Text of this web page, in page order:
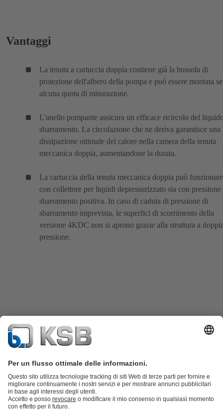
Vantaggi
La tenuta a cartuccia doppia contiene già la bussola di
protezione dell'albero della pompa e può essere montata
alcuna quota di misurazione.
L'anello pompante assicura un efficace ricircolo del
sbarramento. La circolazione che ne deriva garantisce una
dissipazione ottimale del calore nella camera della tenuta
meccanica doppia, aumentandone la durata.
La cartuccia della tenuta meccanica doppia può
con collettore per liquidi depressurizzato sia con pressione
sbarramento positiva. In caso di caduta di pressione di
sbarramento imprevista, le superfici di scorrimento della
versione 4KDC non si aprono grazie alla struttura a
pressione.